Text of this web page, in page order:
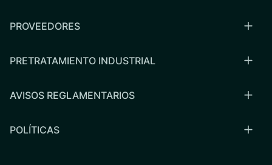
PROVEEDORES
PRETRATAMIENTO INDUSTRIAL
AVISOS REGLAMENTARIOS
POLÍTICAS